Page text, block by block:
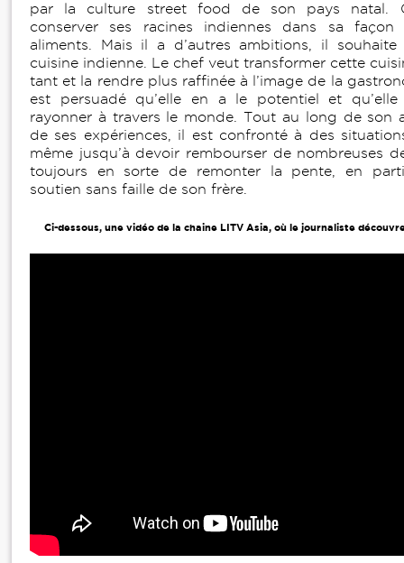
par la culture street food de son pays natal.
conserver ses racines indiennes dans sa
aliments. Mais il a d’autres ambitions, il souhaite
cuisine indienne. Le chef veut transformer cette
tant et la rendre plus raffinée à l’image de la
est persuadé qu’elle en a le potentiel et
rayonner à travers le monde. Tout au long de son
de ses expériences, il est confronté à des
même jusqu’à devoir rembourser de nombreuses
toujours en sorte de remonter la pente, en
soutien sans faille de son frère.
Ci-dessous, une vidéo de la chaine LITV Asia, où le journaliste